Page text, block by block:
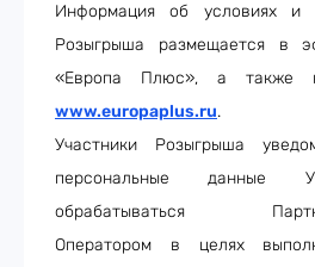
Информация об условиях и
Розыгрыша размещается в
«Европа Плюс», а также
www.europaplus.ru.
Участники Розыгрыша
персональные данные
обрабатываться
Оператором в целях